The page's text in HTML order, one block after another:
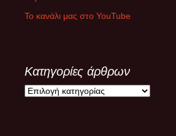
Το κανάλι μας στο YouTube
Κατηγορίες άρθρων
Κ